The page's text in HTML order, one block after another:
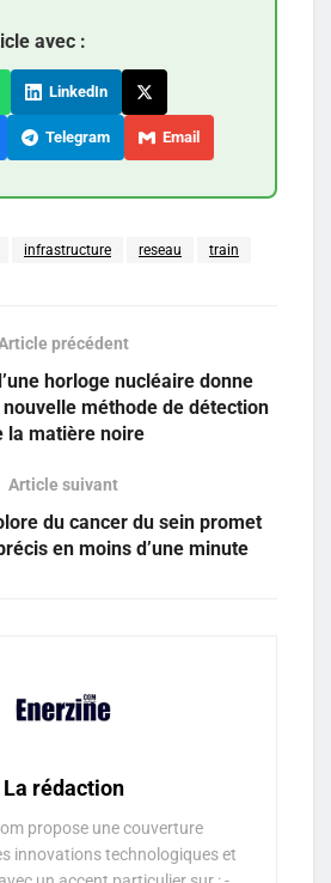
avec :
LinkedIn
Telegram Email
infrastructure reseau train
précédent
horloge nucléaire donne
méthode de détection
la matière noire
Article suivant
du cancer du sein promet
en moins d’une minute
La rédaction
propose une couverture
innovations technologiques et